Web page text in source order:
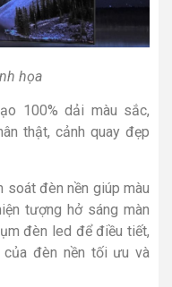
họa
100% dải màu sắc,
thật, cảnh quay đẹp
soát đèn nền giúp màu
tượng hở sáng màn
đèn led để điều tiết,
đèn nền tối ưu và